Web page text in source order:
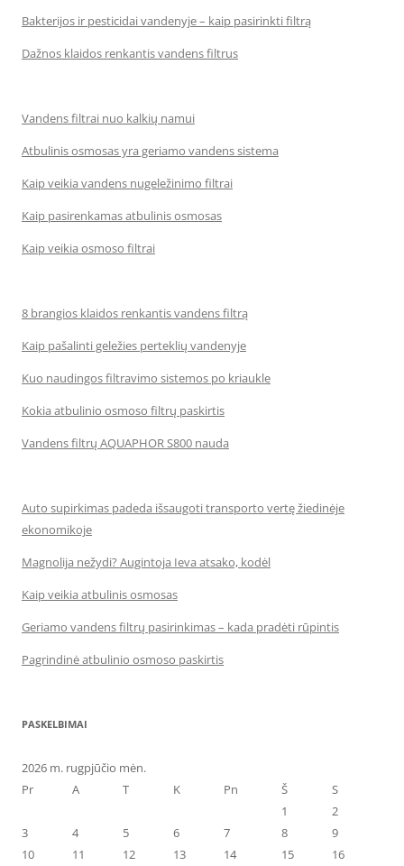
Bakterijos ir pesticidai vandenyje – kaip pasirinkti filtrą
Dažnos klaidos renkantis vandens filtrus
Vandens filtrai nuo kalkių namui
Atbulinis osmosas yra geriamo vandens sistema
Kaip veikia vandens nugeležinimo filtrai
Kaip pasirenkamas atbulinis osmosas
Kaip veikia osmoso filtrai
8 brangios klaidos renkantis vandens filtrą
Kaip pašalinti geležies perteklių vandenyje
Kuo naudingos filtravimo sistemos po kriaukle
Kokia atbulinio osmoso filtrų paskirtis
Vandens filtrų AQUAPHOR S800 nauda
Auto supirkimas padeda išsaugoti transporto vertę žiedinėje
ekonomikoje
Magnolija nežydi? Augintoja Ieva atsako, kodėl
Kaip veikia atbulinis osmosas
Geriamo vandens filtrų pasirinkimas – kada pradėti rūpintis
Pagrindinė atbulinio osmoso paskirtis
PASKELBIMAI
2026 m. rugpjūčio mėn.
Pr
A T K Pn Š
S
1
2
3
4 5 6 7 8
9
10
11 12 13 14 15
16